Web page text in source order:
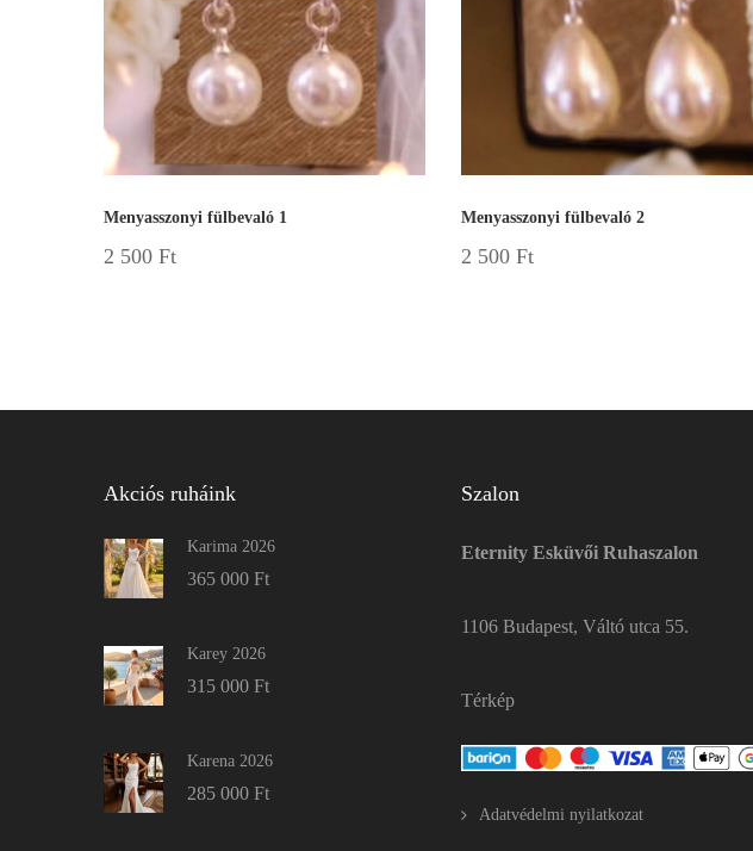
Menyasszonyi fülbevaló 1
2 500 Ft
Menyasszonyi fülbevaló 2
2 500 Ft
Akciós ruháink
Karima 2026
365 000 Ft
Karey 2026
315 000 Ft
Karena 2026
285 000 Ft
Szalon
Eternity Esküvői Ruhaszalon
1106 Budapest, Váltó utca 55.
Térkép
Adatvédelmi nyilatkozat